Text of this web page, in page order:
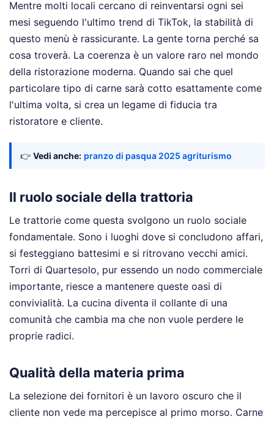
Mentre molti locali cercano di reinventarsi ogni sei
mesi seguendo l'ultimo trend di TikTok, la stabilità di
questo menù è rassicurante. La gente torna perché sa
cosa troverà. La coerenza è un valore raro nel mondo
della ristorazione moderna. Quando sai che quel
particolare tipo di carne sarà cotto esattamente come
l'ultima volta, si crea un legame di fiducia tra
ristoratore e cliente.
👉 Vedi anche: pranzo di pasqua 2025 agriturismo
Il ruolo sociale della trattoria
Le trattorie come questa svolgono un ruolo sociale
fondamentale. Sono i luoghi dove si concludono affari,
si festeggiano battesimi e si ritrovano vecchi amici.
Torri di Quartesolo, pur essendo un nodo commerciale
importante, riesce a mantenere queste oasi di
convivialità. La cucina diventa il collante di una
comunità che cambia ma che non vuole perdere le
proprie radici.
Qualità della materia prima
La selezione dei fornitori è un lavoro oscuro che il
cliente non vede ma percepisce al primo morso. Carne